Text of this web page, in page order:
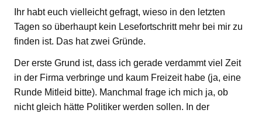
Ihr habt euch vielleicht gefragt, wieso in den letzten
Tagen so überhaupt kein Lesefortschritt mehr bei mir zu
finden ist. Das hat zwei Gründe.
Der erste Grund ist, dass ich gerade verdammt viel Zeit
in der Firma verbringe und kaum Freizeit habe (ja, eine
Runde Mitleid bitte). Manchmal frage ich mich ja, ob
nicht gleich hätte Politiker werden sollen. In der